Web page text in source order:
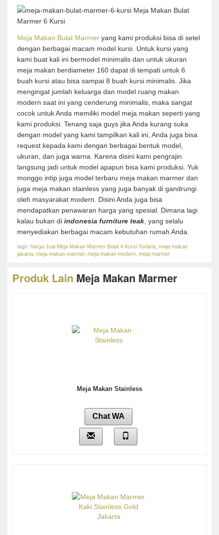
Meja Makan Bulat Marmer yang kami produksi bisa di setel
dengan berbagai macam model kursi. Untuk kursi yang
kami buat kali ini bermodel minimalis dan untuk ukuran
meja makan berdiameter 160 dapat di tempati untuk 6
buah kursi atau bisa sampai 8 buah kursi minimalis. Jika
mengingat jumlah keluarga dan model ruang makan
modern saat ini yang cenderung minimalis, maka sangat
cocok untuk Anda memiliki model meja makan seperti yang
kami produksi. Tenang saja guys jika Anda kurang suka
dengan model yang kami tampilkan kali ini, Anda juga bisa
request kepada kami dengan berbagai bentuk model,
ukuran, dan juga warna. Karena disini kami pengrajin
langsung jadi untuk model apapun bisa kami produksi. Yuk
monggo intip juga model terbaru meja makan marmer dan
juga meja makan stainless yang juga banyak di gandrungi
oleh masyarakat modern. Disini Anda juga bisa
mendapatkan penawaran harga yang spesial. Dimana lagi
kalau bukan di indonesia furniture teak, yang selalu
menyediakan berbagai macam kebutuhan rumah Anda.
tags: harga Jual Meja Makan Marmer Bulat 4 Kursi Terlaris meja makan
jakarta meja makan marmer, meja makan modern meja marmer
Produk Lain Meja Makan Marmer
Meja Makan Stainless
Chat WA